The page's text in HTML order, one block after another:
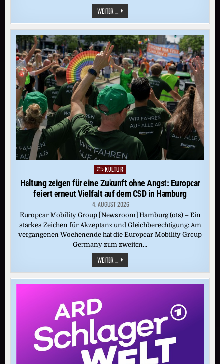
WEITER ... 50
MILLIONEN
EURO
FÜR
KUNST
UND
KULTUR:
STIFTUNG
ROSENHANG
FÜHRT
MUSEUM
IN
DIE
ZUKUNFT
PostedKULTUR
Haltung zeigen für eine Zukunft ohne Angst: Europcar
feiert erneut Vielfalt auf dem CSD in Hamburg
4. AUGUST 2026
Europcar Mobility Group [Newsroom] Hamburg (ots) – Ein
starkes Zeichen für Akzeptanz und Gleichberechtigung: Am
vergangenen Wochenende hat die Europcar Mobility Group
Germany zum zweiten…
WEITER ...HALTUNG
ZEIGEN
FÜR
EINE
ZUKUNFT
VIELFALT
AUF
DEM
CSD
IN
HAMBURG